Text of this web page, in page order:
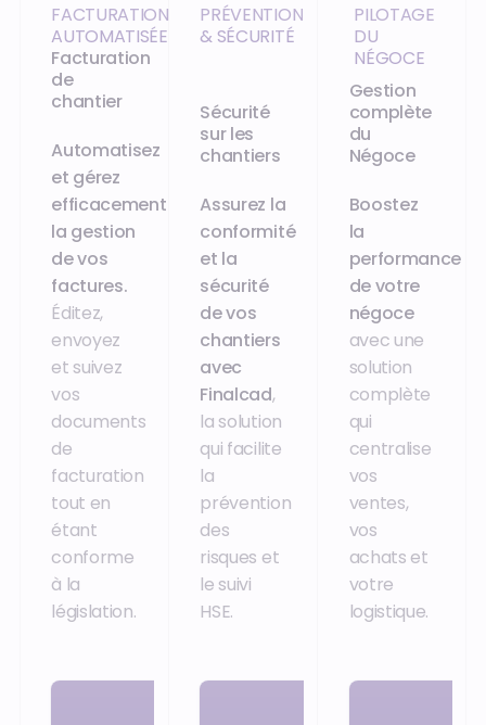
FACTURATION
AUTOMATISÉE
Facturation
de
chantier
Automatisez
et gérez
efficacement
la gestion
de vos
factures.
Éditez,
envoyez
et suivez
vos
documents
de
facturation
tout en
étant
conforme
à la
législation.
PRÉVENTION
& SÉCURITÉ
Sécurité
sur les
chantiers
Assurez la
conformité
et la
sécurité
de vos
chantiers
avec
Finalcad,
la solution
qui facilite
la
prévention
des
risques et
le suivi
HSE.
PILOTAGE
DU
NÉGOCE
Gestion
complète
du
Négoce
Boostez
la
performance
de votre
négoce
avec une
solution
complète
qui
centralise
vos
ventes,
vos
achats et
votre
logistique.